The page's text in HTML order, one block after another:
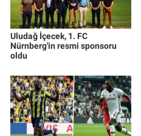
Uludağ İçecek, 1. FC
Nürnberg'in resmi sponsoru
oldu